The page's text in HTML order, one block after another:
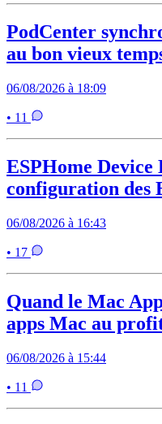
PodCenter
au bon vieux
06/08/2026 à 18:09
• 11
ESPHome
configuration des
06/08/2026 à 16:43
• 17
Quand le Mac
apps Mac au
06/08/2026 à 15:44
• 11